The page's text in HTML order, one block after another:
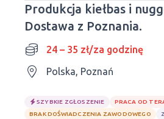
Produkcja kiełbas i
Dostawa z Poznania.
24 – 35 zł/za godzinę
Polska, Poznań
SZYBKIE ZGŁOSZENIE PRACA OD
BRAK DOŚWIADCZENIA ZAWODOWEGO